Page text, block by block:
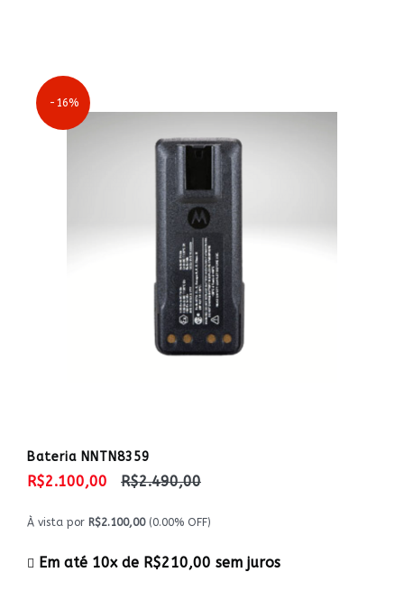
-16%
Bateria NNTN8359
R$2.100,00 R$2.490,00
À vista por R$2.100,00(0.00% OFF)
Em até 10x de R$210,00 sem juros